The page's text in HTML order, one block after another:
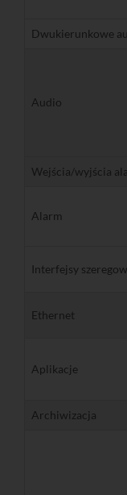
Dwukierunkowe
Audio
Wejścia/wyjścia
Alarm
Interfejsy
Ethernet
Aplikacje
Archiwizacja